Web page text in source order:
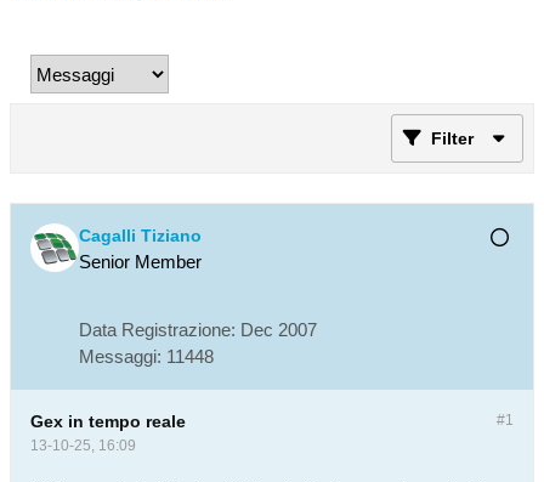
Filter
Cagalli Tiziano
Senior Member
Data Registrazione: Dec 2007
Messaggi: 11448
#1
Gex in tempo reale
13-10-25, 16:09